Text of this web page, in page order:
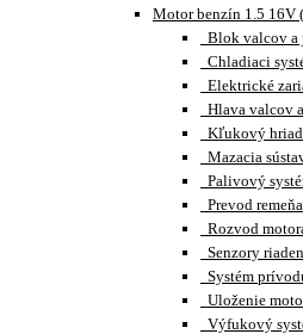
Motor benzín 1.5 16V
Blok valcov a
Chladiaci
Elektrické
Hlava valcov
Kľukový
Mazacia
Palivový
Prevod remeňa
Rozvod
Senzory
Systém
Uloženie
Výfukový